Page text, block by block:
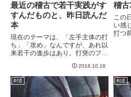
最近の稽古で若干実践がす
すんだものと、昨日読んだ
本
現在のテーマは、「左手主体の打
ち」「攻め」なんですが、あれ以
来若干の進歩はあり。打突のフォ
「右手首を支点に左手を押しこむ
ように」するのが今の所しっくり
くるし良い感じがする。右手首を
支点といっても、実際には上に
2018.10.18
稽古
この
い感
打つ
りは
で...
剣道 剣道